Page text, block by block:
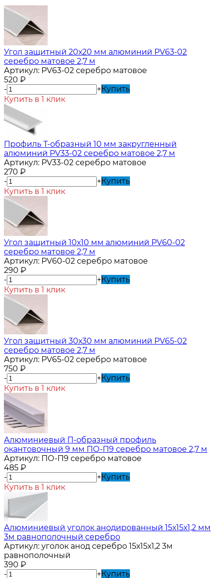
Угол защитный 20х20 мм алюминий PV63-02
серебро матовое 2,7 м
Артикул: PV63-02 серебро матовое
520 ₽
-
+ Купить
Купить в 1 клик
Профиль Т-образный 10 мм закругленный
алюминий PV33-02 серебро матовое 2,7 м
Артикул: PV33-02 серебро матовое
270 ₽
-
+ Купить
Купить в 1 клик
Угол защитный 10х10 мм алюминий PV60-02
серебро матовое 2,7 м
Артикул: PV60-02 серебро матовое
290 ₽
-
+ Купить
Купить в 1 клик
Угол защитный 30х30 мм алюминий PV65-02
серебро матовое 2,7 м
Артикул: PV65-02 серебро матовое
750 ₽
-
+ Купить
Купить в 1 клик
Алюминиевый П-образный профиль
окантовочный 9 мм ПО-П9 серебро матовое 2,7 м
Артикул: ПО-П9 серебро матовое
485 ₽
-
+ Купить
Купить в 1 клик
Алюминиевый уголок анодированный 15х15х1,2 мм
3м равнополочный серебро
Артикул: уголок анод серебро 15х15х1,2 3м
равнополочный
390 ₽
-
+ Купить